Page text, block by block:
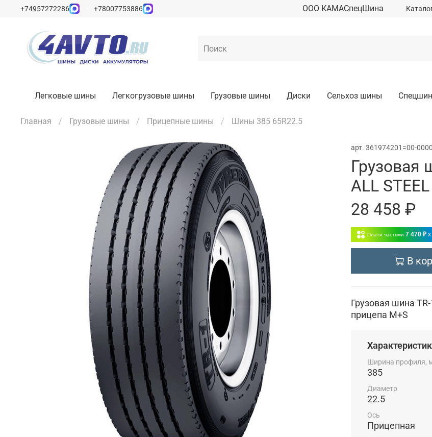
+74957272286 +78007753886 ООО КАМАСпецШина
Легковые шины Легкогрузовые шины Грузовые шины Диски Сельхоз шины
Главная Грузовые шины Прицепные шины Шины 385 65R22.5
арт. 361974201=00-
Грузовая
ALL
28 458 ₽
Плати частями 7 470 ₽ x
В
Грузовая шина
прицепа M+S
Ширина профиля,
385
Диаметр
22.5
Ось
Прицепная